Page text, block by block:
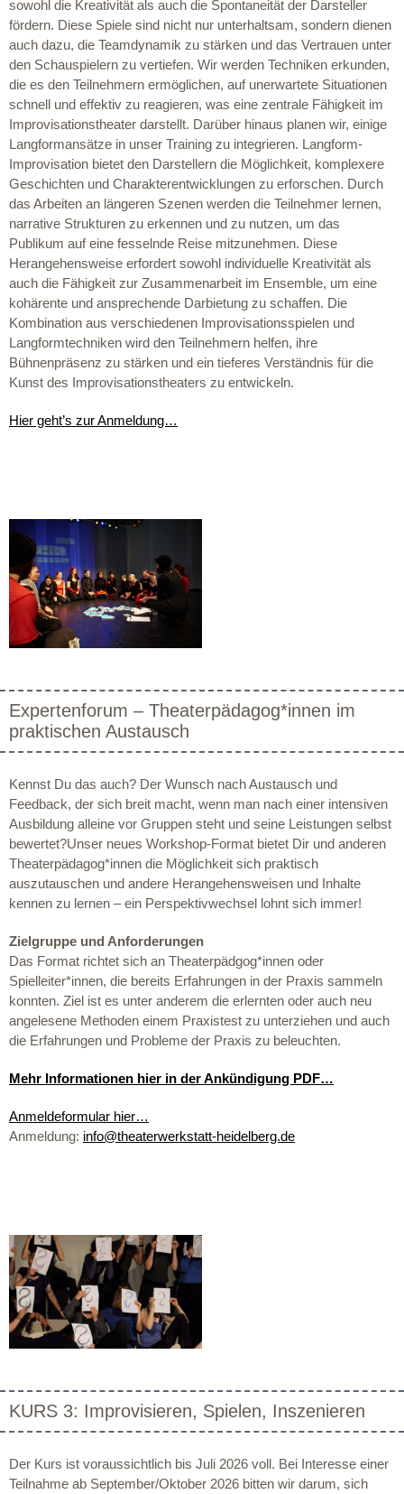
sowohl die Kreativität als auch die Spontaneität der Darsteller
fördern. Diese Spiele sind nicht nur unterhaltsam, sondern dienen
auch dazu, die Teamdynamik zu stärken und das Vertrauen unter
den Schauspielern zu vertiefen. Wir werden Techniken erkunden,
die es den Teilnehmern ermöglichen, auf unerwartete Situationen
schnell und effektiv zu reagieren, was eine zentrale Fähigkeit im
Improvisationstheater darstellt. Darüber hinaus planen wir, einige
Langformansätze in unser Training zu integrieren. Langform-
Improvisation bietet den Darstellern die Möglichkeit, komplexere
Geschichten und Charakterentwicklungen zu erforschen. Durch
das Arbeiten an längeren Szenen werden die Teilnehmer lernen,
narrative Strukturen zu erkennen und zu nutzen, um das
Publikum auf eine fesselnde Reise mitzunehmen. Diese
Herangehensweise erfordert sowohl individuelle Kreativität als
auch die Fähigkeit zur Zusammenarbeit im Ensemble, um eine
kohärente und ansprechende Darbietung zu schaffen. Die
Kombination aus verschiedenen Improvisationsspielen und
Langformtechniken wird den Teilnehmern helfen, ihre
Bühnenpräsenz zu stärken und ein tieferes Verständnis für die
Kunst des Improvisationstheaters zu entwickeln.
Hier geht’s zur Anmeldung…
Expertenforum – Theaterpädagog*innen im
praktischen Austausch
Kennst Du das auch? Der Wunsch nach Austausch und
Feedback, der sich breit macht, wenn man nach einer intensiven
Ausbildung alleine vor Gruppen steht und seine Leistungen selbst
bewertet?Unser neues Workshop-Format bietet Dir und anderen
Theaterpädagog*innen die Möglichkeit sich praktisch
auszutauschen und andere Herangehensweisen und Inhalte
kennen zu lernen – ein Perspektivwechsel lohnt sich immer!
Zielgruppe und Anforderungen
Das Format richtet sich an Theaterpädgog*innen oder
Spielleiter*innen, die bereits Erfahrungen in der Praxis sammeln
konnten. Ziel ist es unter anderem die erlernten oder auch neu
angelesene Methoden einem Praxistest zu unterziehen und auch
die Erfahrungen und Probleme der Praxis zu beleuchten.
Mehr Informationen hier in der Ankündigung PDF…
Anmeldeformular hier…
Anmeldung: info@theaterwerkstatt-heidelberg.de
KURS 3: Improvisieren, Spielen, Inszenieren
Der Kurs ist voraussichtlich bis Juli 2026 voll. Bei Interesse einer
Teilnahme ab September/Oktober 2026 bitten wir darum, sich